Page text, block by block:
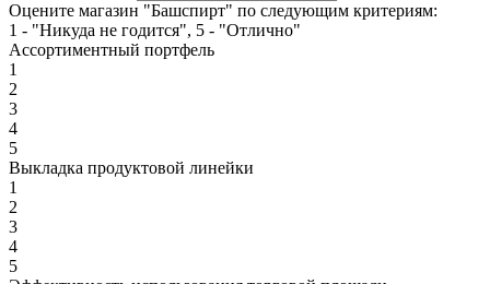
Оцените магазин "Башспирт" по следующим критериям:
1 - "Никуда не годится", 5 - "Отлично"
Ассортиментный портфель
1
2
3
4
5
Выкладка продуктовой линейки
1
2
3
4
5